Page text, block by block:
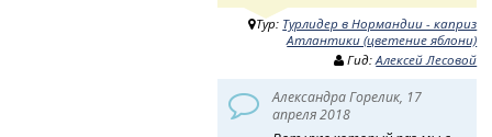
Тур: Турлидер в Нормандии - каприз
Атлантики (цветение яблони)
Гид:Алексей Лесовой
Александра Горелик, 17
апреля 2018